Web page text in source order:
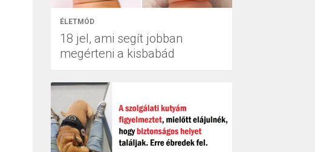
ÉLETMÓD
18 jel, ami segít jobban
megérteni a kisbabád